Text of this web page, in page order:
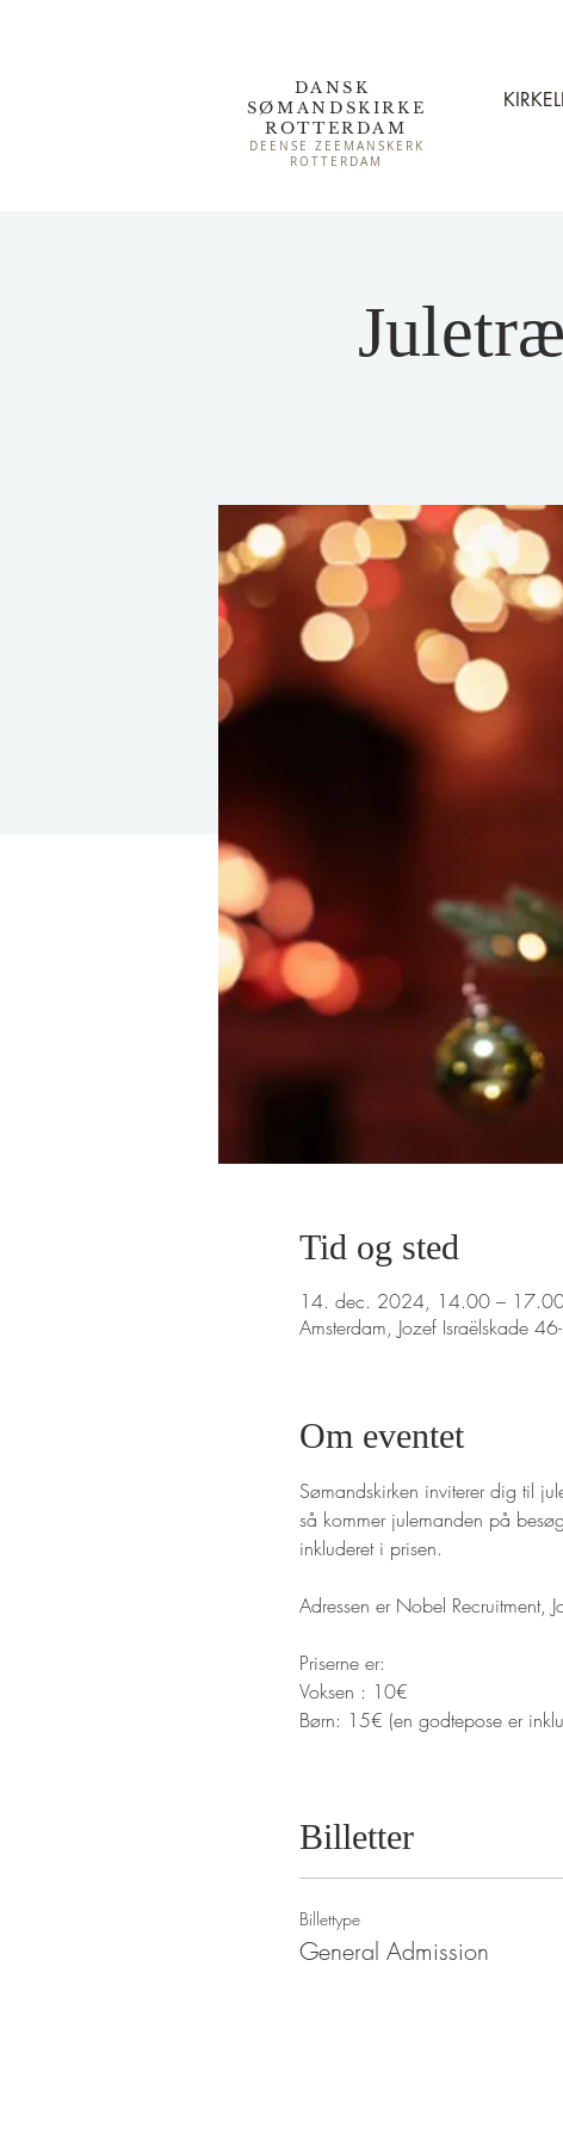
DANSK
SØMANDSKIRKE
ROTTERDAM
DEENSE ZEEMANSKERK
ROTTERDAM
Tid og sted
14. dec. 2024, 14.00 – 17.00
Amsterdam, Jozef Israëlskade
Om eventet
Sømandskirken inviterer dig til
så kommer julemanden på
inkluderet i prisen.
Adressen er Nobel Recruitment,
Priserne er:
Voksen : 10€
Børn: 15€ (en godtepose er
Billetter
Billettype
General Admission